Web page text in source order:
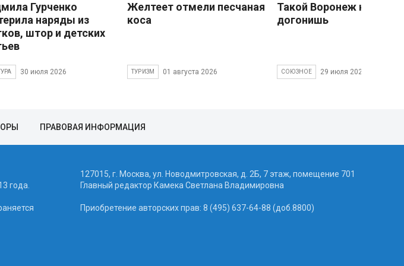
Гурченко
наряды из
штор и детских
30 июля 2026
Желтеет отмели песчаная
коса
ТУРИЗМ 01 августа 2026
Такой Воронеж не
догонишь
СОЮЗНОЕ 29 июля 2026
ПРАВОВАЯ ИНФОРМАЦИЯ
года.
127015, г. Москва, ул. Новодмитровская, д. 2Б, 7 этаж, помещение 701
Главный редактор Камека Светлана Владимировна
Приобретение авторских прав: 8 (495) 637-64-88 (доб.8800)